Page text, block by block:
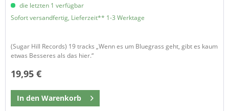
die letzten 1 verfügbar
Sofort versandfertig, Lieferzeit** 1-3 Werktage
(Sugar Hill Records) 19 tracks „Wenn es um Bluegrass geht, gibt es kaum
etwas Besseres als das hier.“
19,95 €
In den Warenkorb